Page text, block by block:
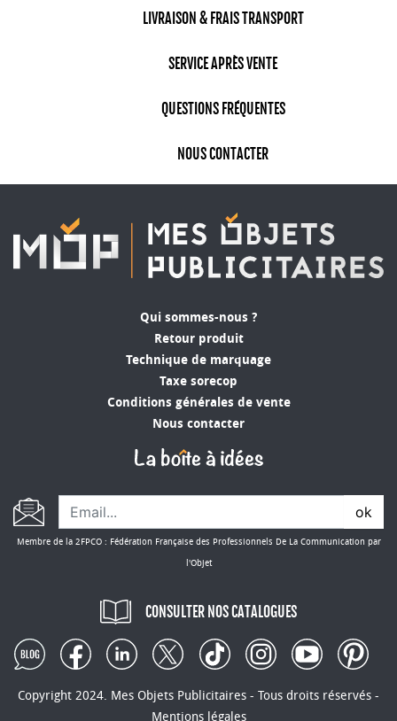
LIVRAISON & FRAIS TRANSPORT
SERVICE APRÈS VENTE
QUESTIONS FRÉQUENTES
NOUS CONTACTER
Qui sommes-nous ?
Retour produit
Technique de marquage
Taxe sorecop
Conditions générales de vente
Nous contacter
ok
Membre de la 2FPCO : Fédération Française des Professionnels De La Communication par
l'Objet
CONSULTER NOS CATALOGUES
Copyright 2024. Mes Objets Publicitaires - Tous droits réservés -
Mentions légales